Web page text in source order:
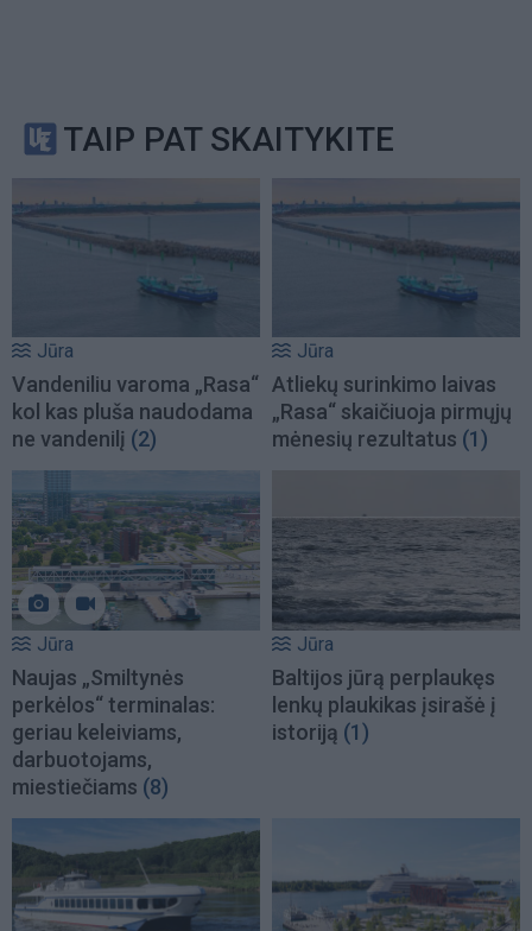
TAIP PAT SKAITYKITE
Jūra
Vandeniliu varoma „Rasa“
kol kas pluša naudodama
ne vandenilį (2)
Jūra
Atliekų surinkimo laivas
„Rasa“ skaičiuoja pirmųjų
mėnesių rezultatus (1)
Jūra
Naujas „Smiltynės
perkėlos“ terminalas:
geriau keleiviams,
darbuotojams,
miestiečiams (8)
Jūra
Baltijos jūrą perplaukęs
lenkų plaukikas įsirašė į
istoriją (1)